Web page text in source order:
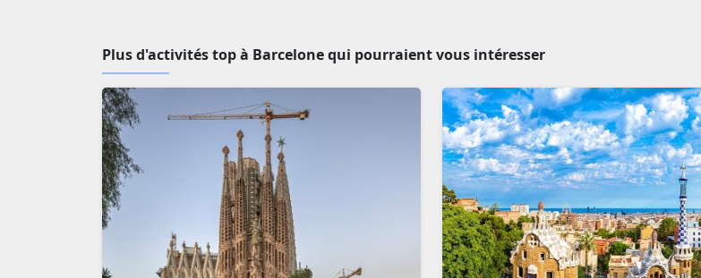
Plus d'activités top à Barcelone qui pourraient vous intéresser